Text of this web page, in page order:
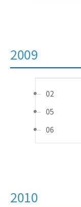
2009
02
05
06
2010